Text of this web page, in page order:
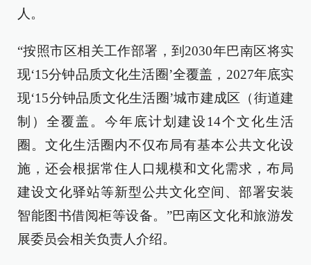
人。
“按照市区相关工作部署，到2030年巴南区将实
现‘15分钟品质文化生活圈’全覆盖，2027年底实
现‘15分钟品质文化生活圈’城市建成区（街道建
制）全覆盖。今年底计划建设14个文化生活
圈。文化生活圈内不仅布局有基本公共文化设
施，还会根据常住人口规模和文化需求，布局
建设文化驿站等新型公共文化空间、部署安装
智能图书借阅柜等设备。”巴南区文化和旅游发
展委员会相关负责人介绍。